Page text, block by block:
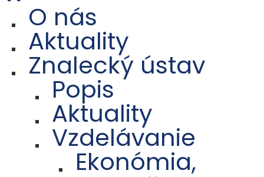
O nás
Aktuality
Znalecký ústav
Popis
Aktuality
Vzdelávanie
Ekonómia,